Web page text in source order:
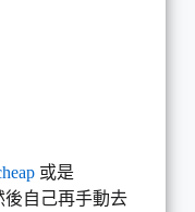
或是
自己再手動去